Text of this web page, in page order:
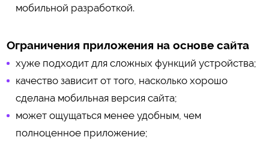
мобильной разработкой.
Ограничения приложения на основе сайта
хуже подходит для сложных функций устройства;
качество зависит от того, насколько хорошо
сделана мобильная версия сайта;
может ощущаться менее удобным, чем
полноценное приложение;